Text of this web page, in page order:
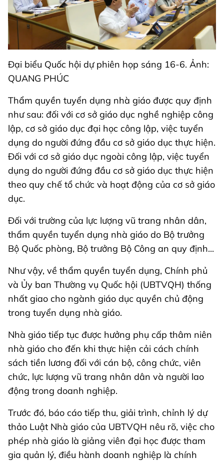
Đại biểu Quốc hội dự phiên họp sáng 16-6. Ảnh:
QUANG PHÚC
Thẩm quyền tuyển dụng nhà giáo được quy định
như sau: đối với cơ sở giáo dục nghề nghiệp công
lập, cơ sở giáo dục đại học công lập, việc tuyển
dụng do người đứng đầu cơ sở giáo dục thực hiện.
Đối với cơ sở giáo dục ngoài công lập, việc tuyển
dụng do người đứng đầu cơ sở giáo dục thực hiện
theo quy chế tổ chức và hoạt động của cơ sở giáo
dục.
Đối với trường của lực lượng vũ trang nhân dân,
thẩm quyền tuyển dụng nhà giáo do Bộ trưởng
Bộ Quốc phòng, Bộ trưởng Bộ Công an quy định...
Như vậy, về thẩm quyền tuyển dụng, Chính phủ
và Ủy ban Thường vụ Quốc hội (UBTVQH) thống
nhất giao cho ngành giáo dục quyền chủ động
trong tuyển dụng nhà giáo.
Nhà giáo tiếp tục được hưởng phụ cấp thâm niên
nhà giáo cho đến khi thực hiện cải cách chính
sách tiền lương đối với cán bộ, công chức, viên
chức, lực lượng vũ trang nhân dân và người lao
động trong doanh nghiệp.
Trước đó, báo cáo tiếp thu, giải trình, chỉnh lý dự
thảo Luật Nhà giáo của UBTVQH nêu rõ, việc cho
phép nhà giáo là giảng viên đại học được tham
gia quản lý, điều hành doanh nghiệp là chính